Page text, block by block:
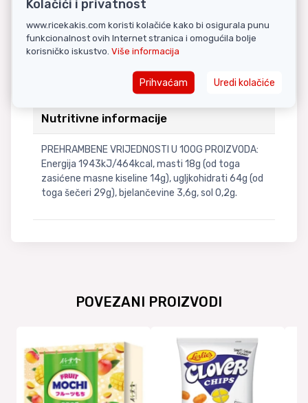
E503, sredstvo za pecivo E341), alkohol, tekuće
ovlaživači E420, E422, emulgatori E471, E475,
E473, voda, želatina (svinjska), sol, emulgatori
bijelo, učvršćivači E526, E414, zgušnjivač E415.
Nutritivne informacije
PREHRAMBENE VRIJEDNOSTI U 100G PROIZVODA:
Energija 1943kJ/464kcal, masti 18g (od toga
zasićene masne kiseline 14g), ugljkohidrati 64g (od
toga šečeri 29g), bjelančevine 3,6g, sol 0,2g.
POVEZANI PROIZVODI
Kolačići i privatnost
www.ricekakis.com koristi kolačiće kako bi osigurala punu
funkcionalnost ovih Internet stranica i omogućila bolje
korisničko iskustvo. Više informacija
Prihvaćam Uredi kolačiće